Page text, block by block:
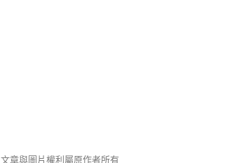
文章與圖片權利屬原作者所有